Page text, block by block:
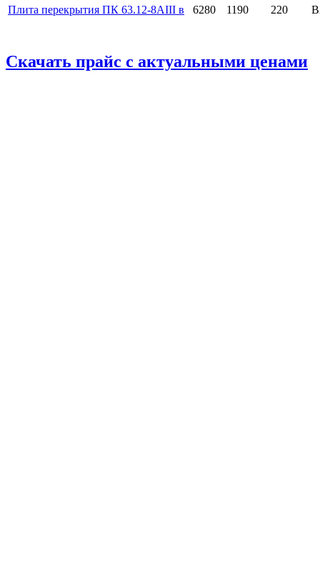
Плита перекрытия ПК 63.12-8AIII в 6280 1190 220
Скачать прайс с актуальными ценами